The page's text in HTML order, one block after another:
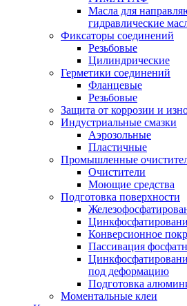
Масла для
гидравлические
Фиксаторы соединений
Резьбовые
Цилиндрические
Герметики соединений
Фланцевые
Резьбовые
Защита от коррозии и
Индустриальные смазки
Аэрозольные
Пластичные
Промышленные
Очистители
Моющие средства
Подготовка поверхности
Конверсионное
Пассивация
под деформацию
Подготовка
Моментальные клеи